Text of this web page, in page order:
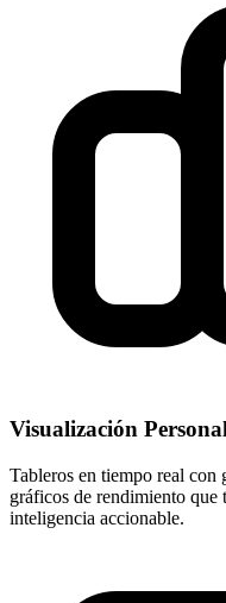
Visualización
Tableros en tiempo real con
gráficos de rendimiento que
inteligencia accionable.